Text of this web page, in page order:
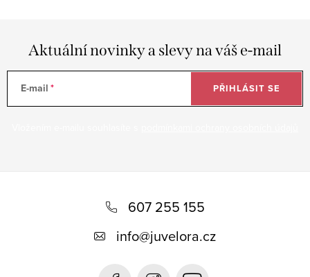
Aktuální novinky a slevy na váš e-mail
E-mail PŘIHLÁSIT SE
607 255 155
info@juvelora.cz